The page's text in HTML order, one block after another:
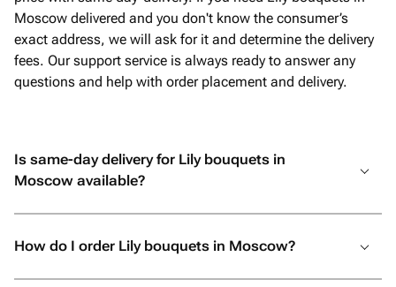
Moscow delivered and you don't know the consumer’s
exact address, we will ask for it and determine the delivery
fees. Our support service is always ready to answer any
questions and help with order placement and delivery.
Is same-day delivery for Lily bouquets in
Moscow available?
How do I order Lily bouquets in Moscow?